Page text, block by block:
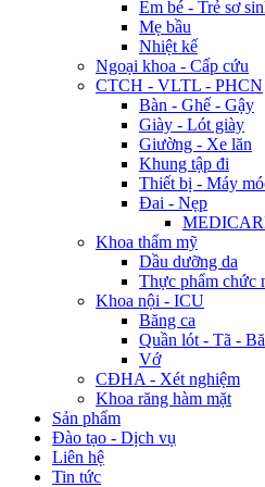
Em bé - Trẻ sơ
Mẹ bầu
Nhiệt kế
Ngoại khoa - Cấp cứu
CTCH - VLTL - PHCN
Bàn - Ghế - Gậy
Giày - Lót giày
Giường - Xe lăn
Khung tập đi
Thiết bị - Máy
Đai - Nẹp
Khoa thẩm mỹ
Dầu dưỡng da
Thực phẩm chức
Khoa nội - ICU
Băng ca
Quần lót - Tã -
Vớ
CĐHA - Xét nghiệm
Khoa răng hàm mặt
Sản phẩm
Đào tạo - Dịch vụ
Liên hệ
Tin tức